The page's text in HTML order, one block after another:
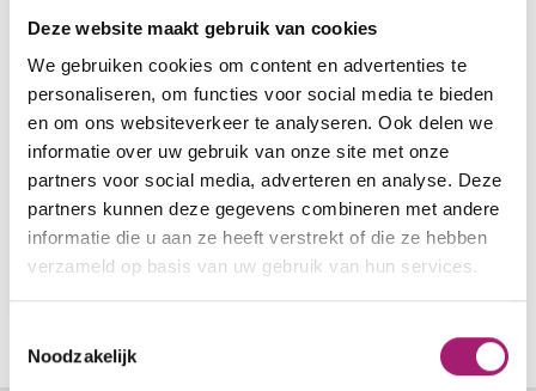
Deze website maakt gebruik van cookies
We gebruiken cookies om content en advertenties te
personaliseren, om functies voor social media te bieden
en om ons websiteverkeer te analyseren. Ook delen we
informatie over uw gebruik van onze site met onze
partners voor social media, adverteren en analyse. Deze
partners kunnen deze gegevens combineren met andere
informatie die u aan ze heeft verstrekt of die ze hebben
verzameld op basis van uw gebruik van hun services.
Noodzakelijk
Expertisepoli bariatrie
Managementteam
Onze resultaten
Nieuws
Wetenschap en onderzoek
Jouw mening telt
Partners en samenwerkingen
Vacatures